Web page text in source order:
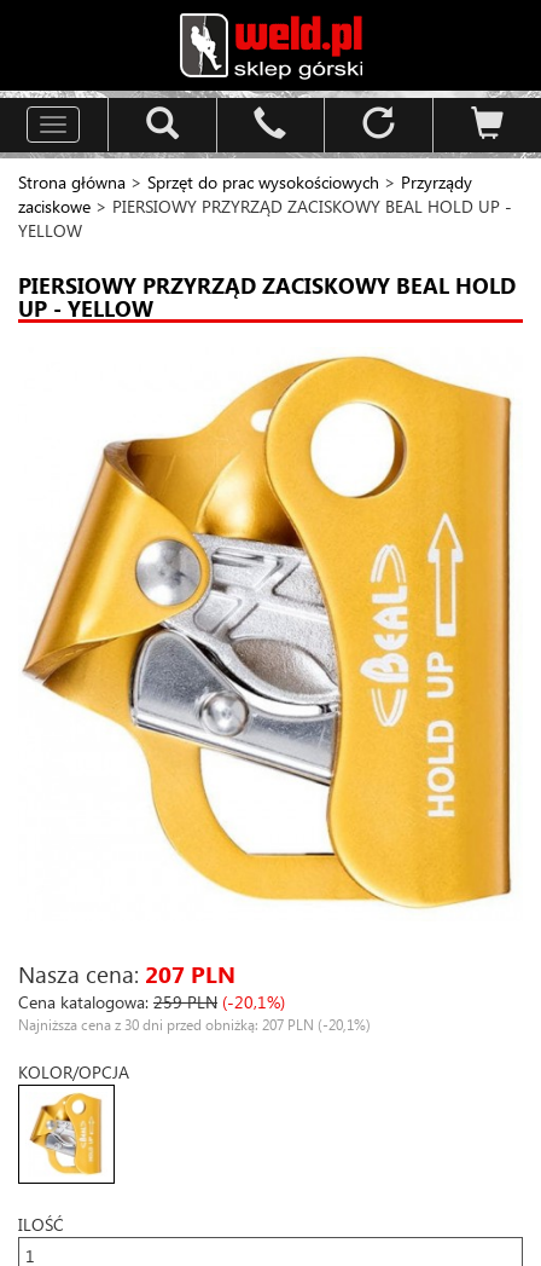
Toggle
navigation
Strona główna > Sprzęt do prac wysokościowych > Przyrządy
zaciskowe > PIERSIOWY PRZYRZĄD ZACISKOWY BEAL HOLD UP -
YELLOW
PIERSIOWY PRZYRZĄD ZACISKOWY BEAL HOLD
UP - YELLOW
Nasza cena: 207 PLN
Cena katalogowa: 259 PLN (-20,1%)
Najniższa cena z 30 dni przed obniżką: 207 PLN (-20,1%)
KOLOR/OPCJA
ILOŚĆ